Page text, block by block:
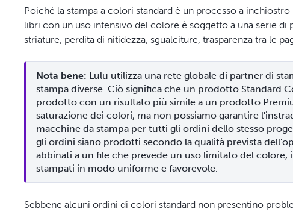
Poiché la stampa a colori standard è un processo a
libri con un uso intensivo del colore è soggetto a una serie di
striature, perdita di nitidezza, sgualciture, trasparenza tra le
Nota bene: Lulu utilizza una rete globale di partner di
stampa diverse. Ciò significa che un prodotto Standard
prodotto con un risultato più simile a un prodotto
saturazione dei colori, ma non possiamo garantire
macchine da stampa per tutti gli ordini dello stesso
gli ordini siano prodotti secondo la qualità prevista
abbinati a un file che prevede un uso limitato del
stampati in modo uniforme e favorevole.
Sebbene alcuni ordini di colori standard non presentino